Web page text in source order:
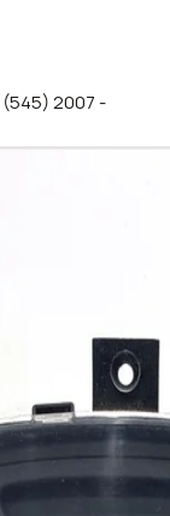
2007 -